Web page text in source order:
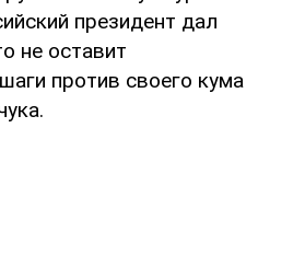
президент дал
не оставит
против своего кума